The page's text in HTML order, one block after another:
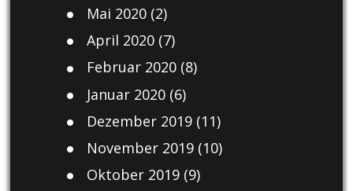
Mai 2020(2)
April 2020(7)
Februar 2020(8)
Januar 2020(6)
Dezember 2019(11)
November 2019(10)
Oktober 2019(9)